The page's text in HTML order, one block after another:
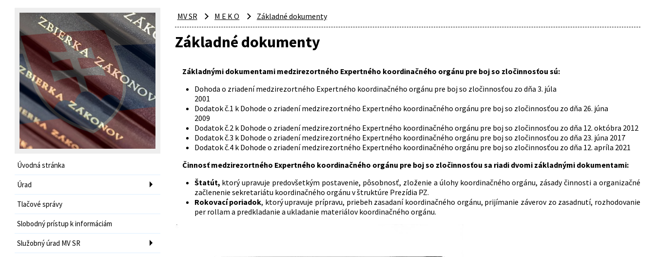
Úvodná stránka
Úrad
Tlačové správy
Slobodný prístup k informáciám
Služobný úrad MV SR
MV SR M E K O Základné dokumenty
Základné dokumenty
Základnými dokumentami medzirezortného Expertného koordinačného orgánu pre boj so zločinnosťou sú:
Dohoda o zriadení medzirezortného Expertného koordinačného orgánu pre boj so zločinnosťou zo dňa 3. júla
2001
Dodatok č.1 k Dohode o zriadení medzirezortného Expertného koordinačného orgánu pre boj so zločinnosťou zo dňa 26. júna
2009
Dodatok č.2 k Dohode o zriadení medzirezortného Expertného koordinačného orgánu pre boj so zločinnosťou zo dňa 12. októbra 2012
Dodatok č.3 k Dohode o zriadení medzirezortného Expertného koordinačného orgánu pre boj so zločinnosťou zo dňa 23. júna 2017
Dodatok č.4 k Dohode o zriadení medzirezortného Expertného koordinačného orgánu pre boj so zločinnosťou zo dňa 12. apríla 2021
Činnosť medzirezortného Expertného koordinačného orgánu pre boj so zločinnosťou sa riadi dvomi základnými dokumentami:
Štatút, ktorý upravuje predovšetkým postavenie, pôsobnosť, zloženie a úlohy koordinačného orgánu, zásady činnosti a organizačné
začlenenie sekretariátu koordinačného orgánu v štruktúre Prezídia PZ.
Rokovací poriadok, ktorý upravuje prípravu, priebeh zasadaní koordinačného orgánu, prijímanie záverov zo zasadnutí, rozhodovanie
per rollam a predkladanie a ukladanie materiálov koordinačného orgánu.